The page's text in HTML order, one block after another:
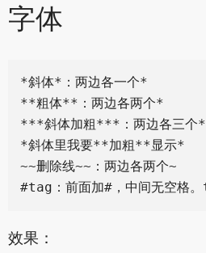
字体
*斜体*：两边各一个*
**粗体**：两边各两个*
***斜体加粗***：两边各三个*
*斜体里我要**加粗**显示*
~~删除线~~：两边各两个~
效果：